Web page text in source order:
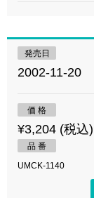
発売日
2002-11-20
価 格
¥3,204 (税込)
品 番
UMCK-1140